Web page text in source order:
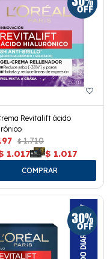
Revitalift ácido
$ 1.710
1.017 $ 1.017